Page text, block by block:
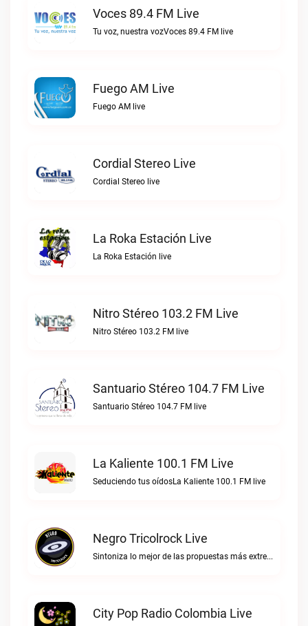
Voces 89.4 FM Live
Tu voz, nuestra vozVoces 89.4 FM live
Fuego AM Live
Fuego AM live
Cordial Stereo Live
Cordial Stereo live
La Roka Estación Live
La Roka Estación live
Nitro Stéreo 103.2 FM Live
Nitro Stéreo 103.2 FM live
Santuario Stéreo 104.7 FM Live
Santuario Stéreo 104.7 FM live
La Kaliente 100.1 FM Live
Seduciendo tus oídosLa Kaliente 100.1 FM live
Negro Tricolrock Live
Sintoniza lo mejor de las propuestas más extremas y virtuosas del metal colombianoNegro Tricolrock live
City Pop Radio Colombia Live